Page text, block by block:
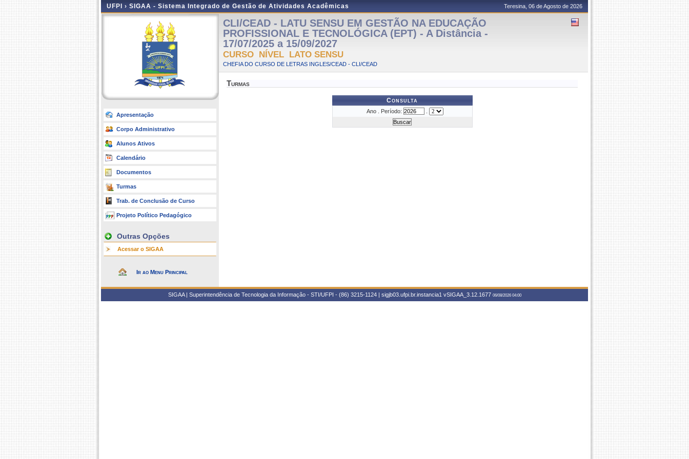
UFPI › SIGAA - Sistema Integrado de Gestão de Atividades Acadêmicas Teresina, 06 de Agosto de 2026
Apresentação
Corpo Administrativo
Alunos Ativos
Calendário
Documentos
Turmas
Trab. de Conclusão de Curso
Projeto Político Pedagógico
Outras Opções
Acessar o SIGAA
Ir ao Menu Principal
CLI/CEAD - LATU SENSU EM GESTÃO NA EDUCAÇÃO
PROFISSIONAL E TECNOLÓGICA (EPT) - A Distância -
17/07/2025 a 15/09/2027
CURSO NÍVEL LATO SENSU
CHEFIA DO CURSO DE LETRAS INGLES/CEAD - CLI/CEAD
Turmas
Consulta
Ano . Período:
SIGAA | Superintendência de Tecnologia da Informação - STI/UFPI - (86) 3215-1124 | sigjb03.ufpi.br.instancia1 vSIGAA_3.12.1677 06/08/2026 04:00